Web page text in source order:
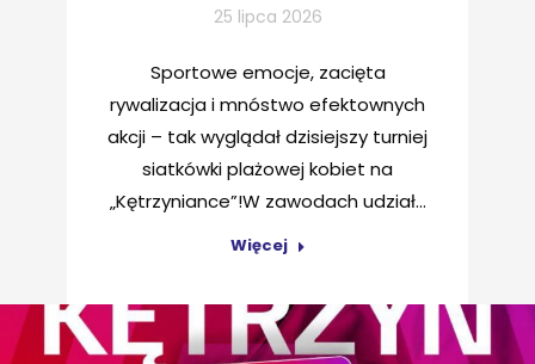
25 lipca 2026
Sportowe emocje, zacięta
rywalizacja i mnóstwo efektownych
akcji – tak wyglądał dzisiejszy turniej
siatkówki plażowej kobiet na
„Kętrzyniance”!W zawodach udział…
Więcej